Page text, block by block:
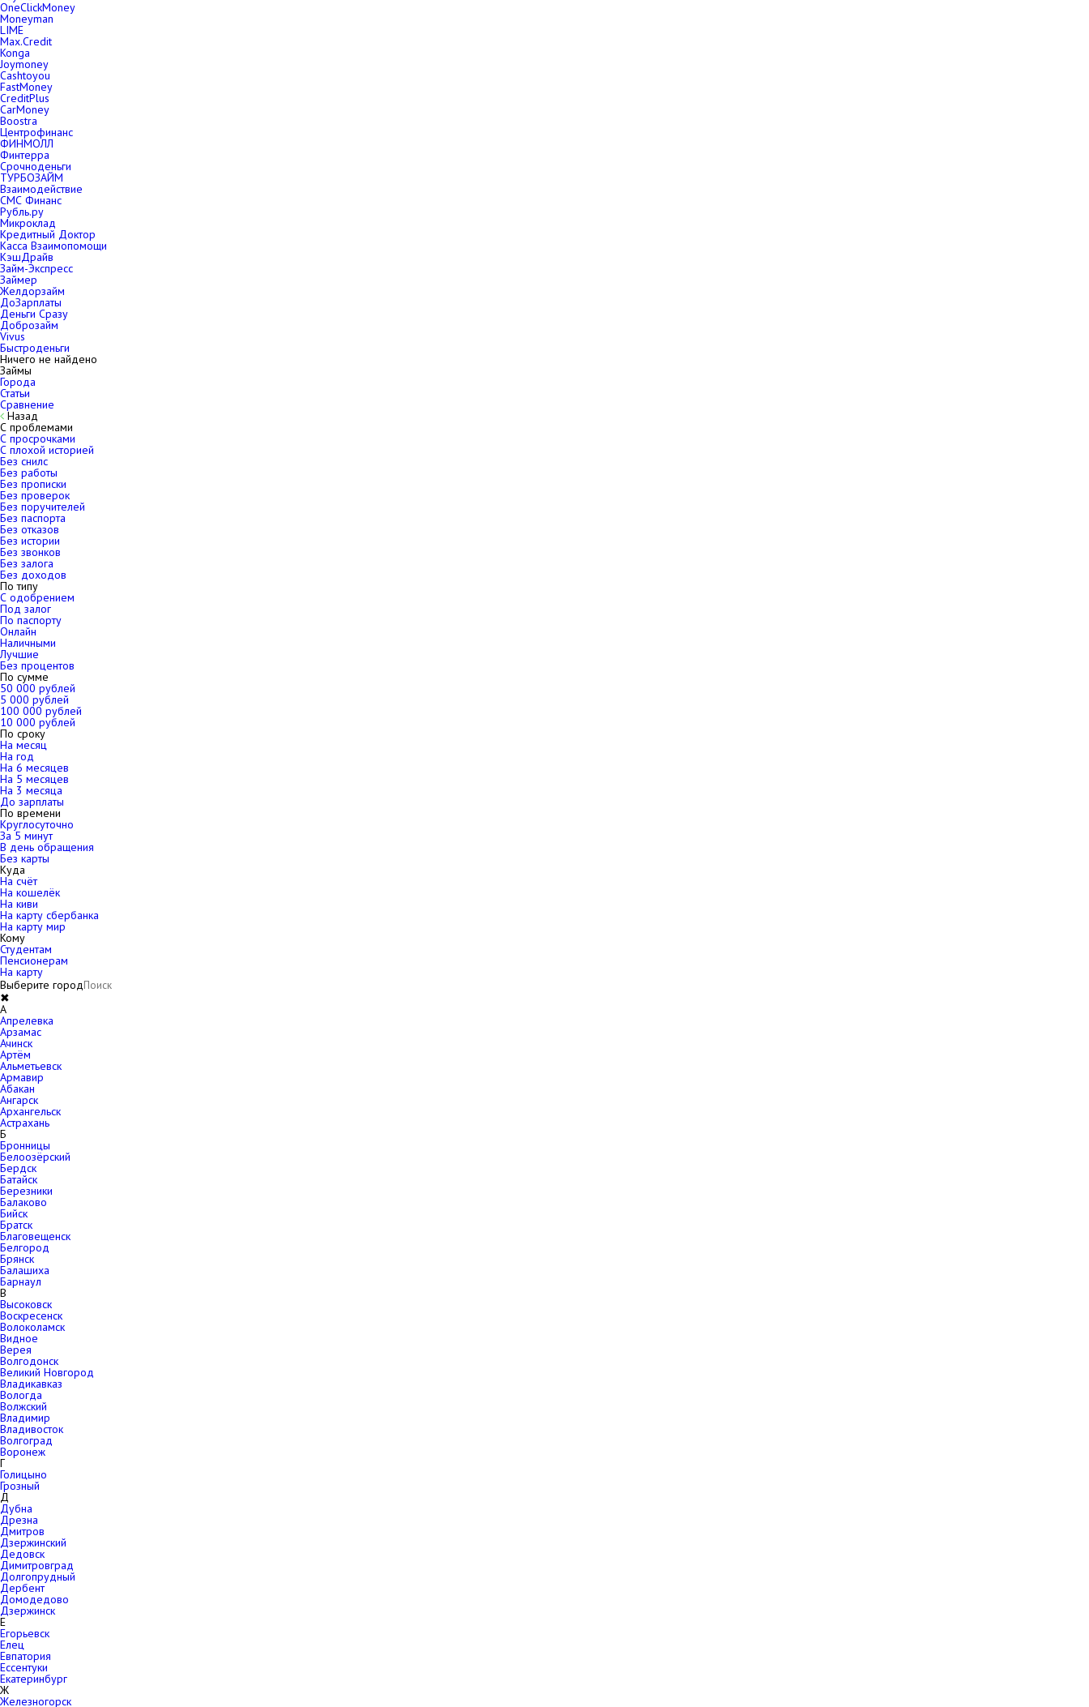
OneClickMoney
Moneyman
LIME
Max.Credit
Konga
Joymoney
Cashtoyou
FastMoney
CreditPlus
CarMoney
Boostra
Центрофинанс
ФИНМОЛЛ
Финтерра
Срочноденьги
ТУРБОЗАЙМ
Взаимодействие
СМС Финанс
Рубль.ру
Микроклад
Кредитный Доктор
Касса Взаимопомощи
КэшДрайв
Займ-Экспресс
Займер
Желдорзайм
ДоЗарплаты
Деньги Сразу
Доброзайм
Vivus
Быстроденьги
Ничего не найдено
Займы
Города
Статьи
Сравнение
Назад
С проблемами
С просрочками
С плохой историей
Без снилс
Без работы
Без прописки
Без проверок
Без поручителей
Без паспорта
Без отказов
Без истории
Без звонков
Без залога
Без доходов
По типу
С одобрением
Под залог
По паспорту
Онлайн
Наличными
Лучшие
Без процентов
По сумме
50 000 рублей
5 000 рублей
100 000 рублей
10 000 рублей
По сроку
На месяц
На год
На 6 месяцев
На 5 месяцев
На 3 месяца
До зарплаты
По времени
Круглосуточно
За 5 минут
В день обращения
Без карты
Куда
На счёт
На кошелёк
На киви
На карту сбербанка
На карту мир
Кому
Студентам
Пенсионерам
На карту
Выберите город
✖
A
Апрелевка
Арзамас
Ачинск
Артём
Альметьевск
Армавир
Абакан
Ангарск
Архангельск
Астрахань
Б
Бронницы
Белоозёрский
Бердск
Батайск
Березники
Балаково
Бийск
Братск
Благовещенск
Белгород
Брянск
Балашиха
Барнаул
В
Высоковск
Воскресенск
Волоколамск
Видное
Верея
Волгодонск
Великий Новгород
Владикавказ
Вологда
Волжский
Владимир
Владивосток
Волгоград
Воронеж
Г
Голицыно
Грозный
Д
Дубна
Дрезна
Дмитров
Дзержинский
Дедовск
Димитровград
Долгопрудный
Дербент
Домодедово
Дзержинск
Е
Егорьевск
Елец
Евпатория
Ессентуки
Екатеринбург
Ж
Железногорск